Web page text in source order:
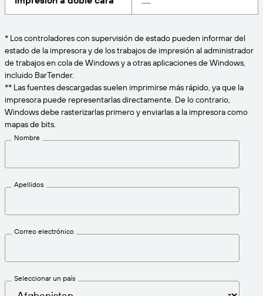
Precios
Prueba gratuita
Especificaciones técnicas
Registro del producto
Estándares admitidos
Más información
Descripción general de las soluciones
Quiénes somos
Empleo
Prensa
trazabilidad
necesidades de su negocio.
* Los controladores con supervisión de estado pueden informar del
estado de la impresora y de los trabajos de impresión al administrador
de trabajos en cola de Windows y a otras aplicaciones de Windows,
incluido BarTender.
** Las fuentes descargadas suelen imprimirse más rápido, ya que la
impresora puede representarlas directamente. De lo contrario,
Windows debe rasterizarlas primero y enviarlas a la impresora como
mapas de bits.
Nombre
Apellidos
Correo electrónico
Seleccionar un país